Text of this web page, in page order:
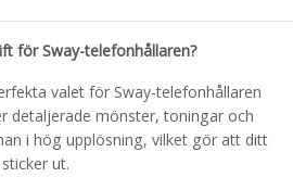
för Sway-telefonhållaren?
valet för Sway-telefonhållaren
detaljerade mönster, toningar och
i hög upplösning, vilket gör att ditt
ut.